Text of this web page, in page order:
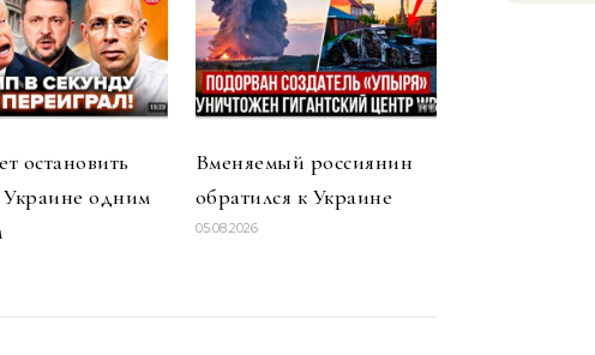
остановить
Украине одним
Вменяемый россиянин
обратился к Украине
05.08.2026